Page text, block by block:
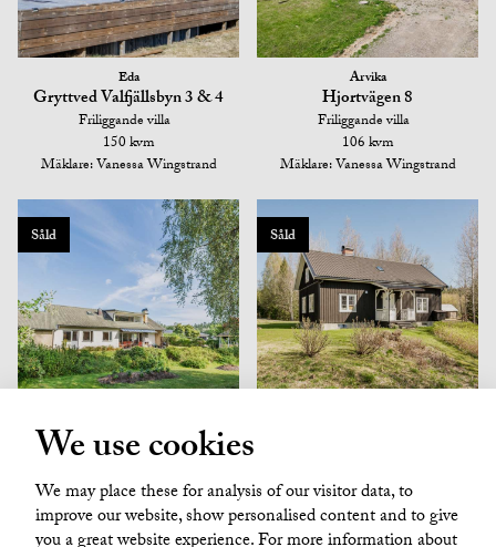
Eda
Gryttved Valfjällsbyn 3 & 4
Friliggande villa
150 kvm
Mäklare: Vanessa Wingstrand
Arvika
Hjortvägen 8
Friliggande villa
106 kvm
Mäklare: Vanessa Wingstrand
Såld
Arvika
Skönviksvägen 10
Friliggande villa
200 kvm
Mäklare: Malin Jakobsson
Såld
Mäklare: Vanessa Wingstrand
We use cookies
We may place these for analysis of our visitor data, to
improve our website, show personalised content and to give